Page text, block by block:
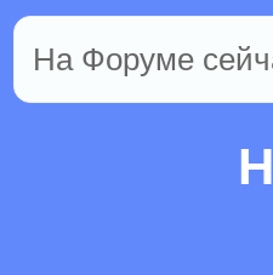
На Форуме